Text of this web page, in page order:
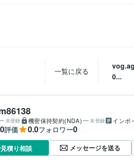
一覧に戻る
0...
未登録 機密保持契約(NDA) 未登録 インボ
0評価 0.0フォロワー0
積り相談 メッセージを送る